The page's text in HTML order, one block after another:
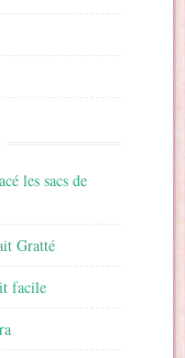
les sacs de
Gratté
facile